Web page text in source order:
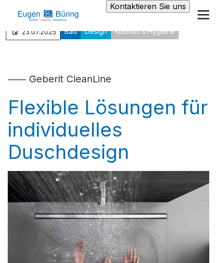
Kontaktieren Sie uns
23.07.2025 Bad Design Komfort & Hygiene
⸺ Geberit CleanLine
Flexible Lösungen für
individuelles
Duschdesign